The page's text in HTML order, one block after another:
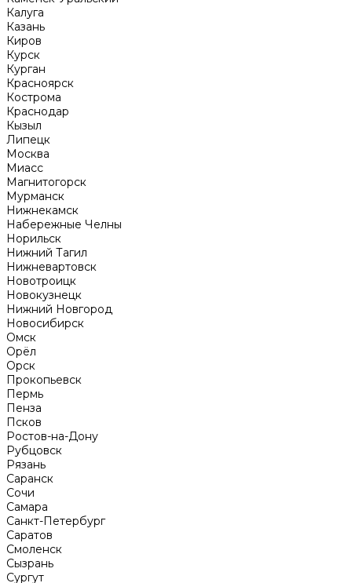
Калуга
Казань
Киров
Курск
Курган
Красноярск
Кострома
Краснодар
Кызыл
Липецк
Москва
Миасс
Магнитогорск
Мурманск
Нижнекамск
Набережные Челны
Норильск
Нижний Тагил
Нижневартовск
Новотроицк
Новокузнецк
Нижний Новгород
Новосибирск
Омск
Орёл
Орск
Прокопьевск
Пермь
Пенза
Псков
Ростов-на-Дону
Рубцовск
Рязань
Саранск
Сочи
Самара
Санкт-Петербург
Саратов
Смоленск
Сызрань
Сургут